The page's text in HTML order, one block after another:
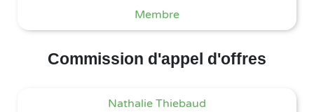
Membre
Commission d'appel d'offres
Nathalie Thiebaud